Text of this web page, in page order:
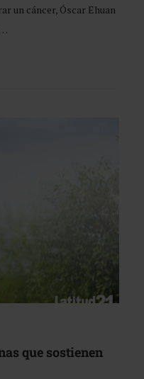
un cáncer, Óscar Ehuan
que sostienen